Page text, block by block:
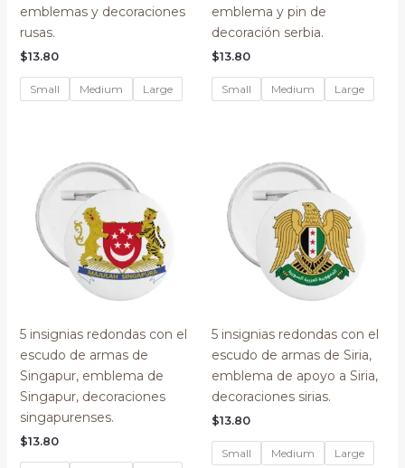
emblemas y decoraciones
rusas.
$13.80
Small Medium Large
emblema y pin de
decoración serbia.
$13.80
Small Medium Large
5 insignias redondas con el
escudo de armas de
Singapur, emblema de
Singapur, decoraciones
singapurenses.
$13.80
5 insignias redondas con el
escudo de armas de Siria,
emblema de apoyo a Siria,
decoraciones sirias.
$13.80
Small Medium Large